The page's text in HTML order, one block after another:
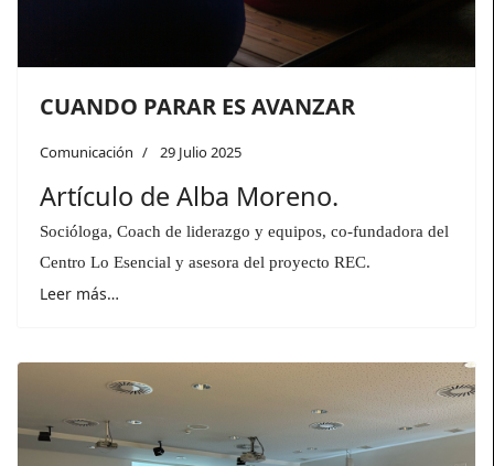
CUANDO PARAR ES AVANZAR
Comunicación 29 Julio 2025
Artículo de Alba Moreno.
Socióloga, Coach de liderazgo y equipos, co-fundadora del
Centro Lo Esencial y asesora del proyecto REC.
Leer más…